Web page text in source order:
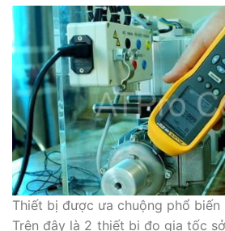
Thiết bị được ưa chuộng phổ biến
Trên đây là 2 thiết bị đo gia tốc